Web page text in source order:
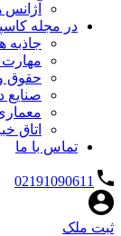
آژانس
در مجله
جاذبه
حقوق
صنایع
اتاق
تماس با ما
02191090611
ثبت ملک